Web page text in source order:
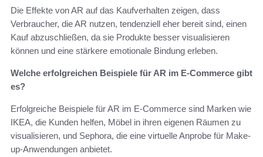
Die Effekte von AR auf das Kaufverhalten zeigen, dass
Verbraucher, die AR nutzen, tendenziell eher bereit sind, einen
Kauf abzuschließen, da sie Produkte besser visualisieren
können und eine stärkere emotionale Bindung erleben.
Welche erfolgreichen Beispiele für AR im E-Commerce gibt
es?
Erfolgreiche Beispiele für AR im E-Commerce sind Marken wie
IKEA, die Kunden helfen, Möbel in ihren eigenen Räumen zu
visualisieren, und Sephora, die eine virtuelle Anprobe für Make-
up-Anwendungen anbietet.